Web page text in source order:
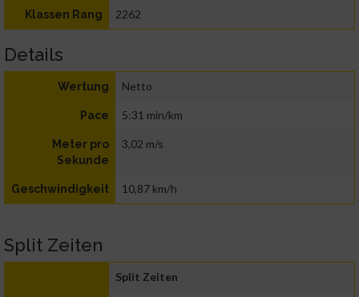
Klassen Rang 2262
Details
Wertung Netto
Pace 5:31 min/km
Meter pro
Sekunde
3,02 m/s
Geschwindigkeit 10,87 km/h
Split Zeiten
Split Zeiten